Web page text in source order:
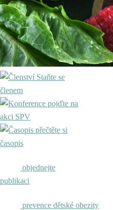
Staňte se
členem
pojďte na
akci SPV
přečtěte si
časopis
objednejte
publikaci
prevence dětské obezity